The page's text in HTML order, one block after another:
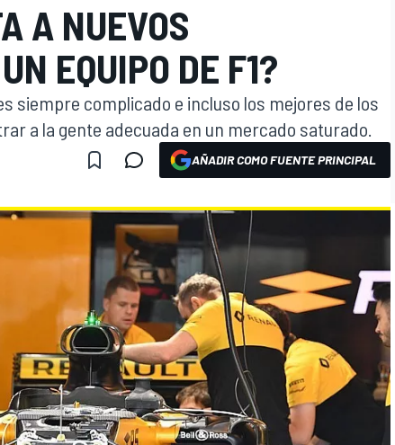
A NUEVOS
EQUIPO DE F1?
siempre complicado e incluso los mejores de los
a la gente adecuada en un mercado saturado.
AÑADIR COMO FUENTE PRINCIPAL